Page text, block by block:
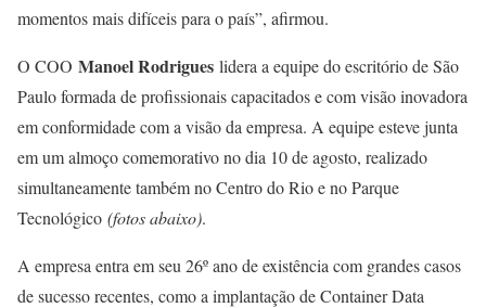
momentos mais difíceis para o país”, afirmou.
O COO Manoel Rodrigues lidera a equipe do escritório de São
Paulo formada de profissionais capacitados e com visão inovadora
em conformidade com a visão da empresa. A equipe esteve junta
em um almoço comemorativo no dia 10 de agosto, realizado
simultaneamente também no Centro do Rio e no Parque
Tecnológico (fotos abaixo).
A empresa entra em seu 26º ano de existência com grandes casos
de sucesso recentes, como a implantação de Container Data